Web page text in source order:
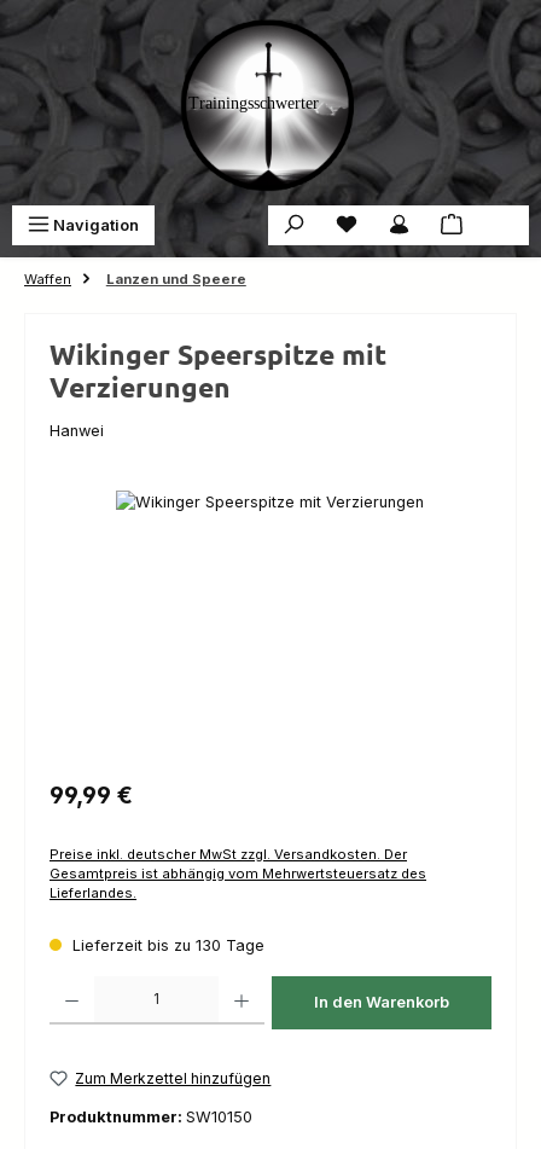
Zum Hauptinhalt springen
Navigation Du hast 0 Produkte auf
Waffen Lanzen und Speere
Wikinger Speerspitze mit
Verzierungen
Hanwei
Bildergalerie überspringen
Regulärer Preis:
99,99 €
Preise inkl. deutscher MwSt zzgl. Versandkosten. Der
Gesamtpreis ist abhängig vom Mehrwertsteuersatz des
Lieferlandes.
Lieferzeit bis zu 130 Tage
In den Warenkorb
Zum Merkzettel hinzufügen
Produktnummer: SW10150